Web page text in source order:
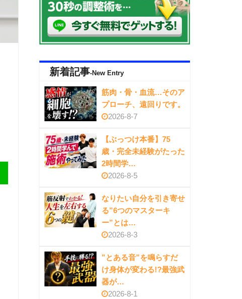
新着記事-New Entry
筋肉・骨・血流…そのア
プローチ、遠回りです。
2026-8-7
【ぶっつけ本番】75
歳・完全未経験がたった
2時間学…
2026-8-5
なりたい自分を引き寄せ
る”6つのマスターキ
ー”とは…
2026-8-3
”とある音”を鳴らすだ
け身体が変わる!?最強武
器が…
2026-8-1